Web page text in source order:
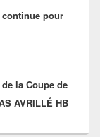
continue pour
la Coupe de
AVRILLÉ HB